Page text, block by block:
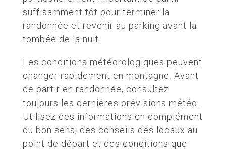
suffisamment tôt pour terminer la
randonnée et revenir au parking avant la
tombée de la nuit.
Les conditions météorologiques peuvent
changer rapidement en montagne. Avant
de partir en randonnée, consultez
toujours les dernières prévisions météo.
Utilisez ces informations en complément
du bon sens, des conseils des locaux au
point de départ et des conditions que